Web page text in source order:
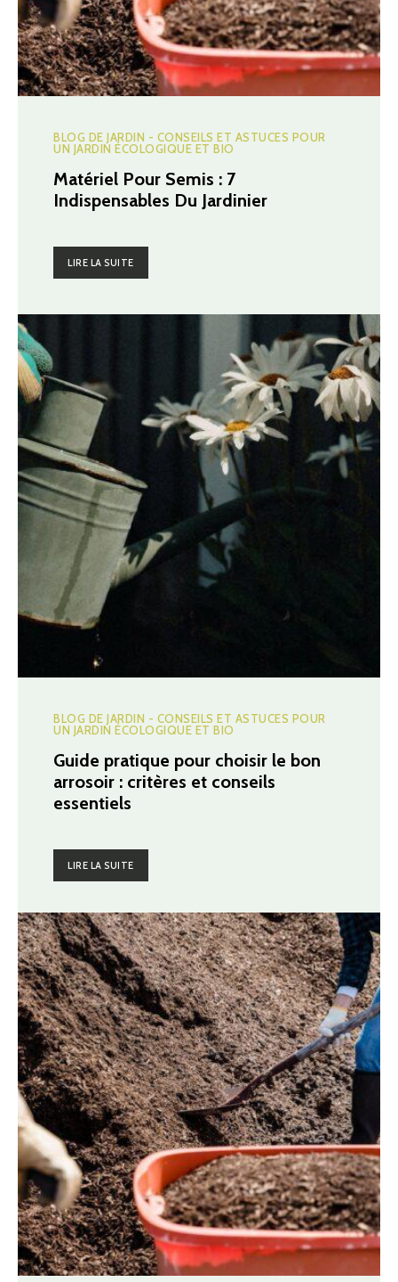
BLOG DE JARDIN - CONSEILS ET ASTUCES POUR
UN JARDIN ÉCOLOGIQUE ET BIO
Matériel Pour Semis : 7
Indispensables Du Jardinier
LIRE LA SUITE
BLOG DE JARDIN - CONSEILS ET ASTUCES POUR
UN JARDIN ÉCOLOGIQUE ET BIO
Guide pratique pour choisir le bon
arrosoir : critères et conseils
essentiels
LIRE LA SUITE